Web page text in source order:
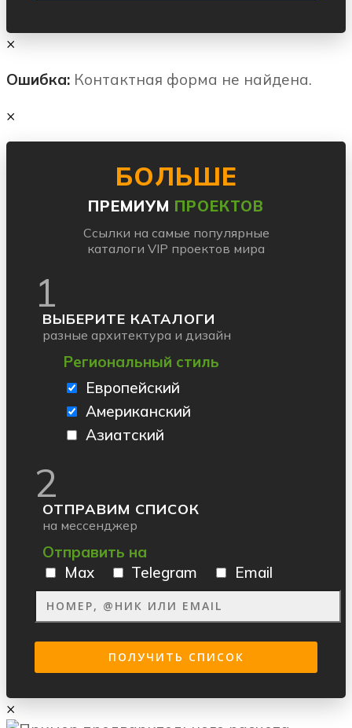
×
Ошибка: Контактная форма не найдена.
×
БОЛЬШЕ
ПРЕМИУМ ПРОЕКТОВ
Ссылки на самые популярные
каталоги VIP проектов мира
1
ВЫБЕРИТЕ КАТАЛОГИ
разные архитектура и дизайн
Региональный стиль
Европейский
Американский
Азиатский
2
ОТПРАВИМ СПИСОК
на мессенджер
Отправить на
Max
Telegram Email
×